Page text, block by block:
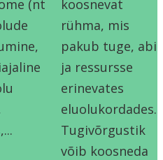
(nt
koosnevat
rühma, mis
pakub tuge, abi
ja ressursse
erinevates
eluolukordades.
Tugivõrgustik
võib koosneda